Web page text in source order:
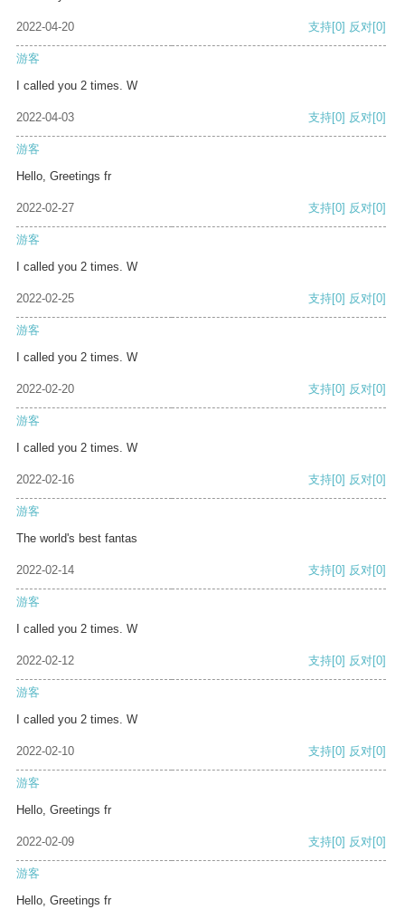
2022-04-20 支持[0] 反对[0]
游客
I called you 2 times. W
2022-04-03 支持[0] 反对[0]
游客
Hello, Greetings fr
2022-02-27 支持[0] 反对[0]
游客
I called you 2 times. W
2022-02-25 支持[0] 反对[0]
游客
I called you 2 times. W
2022-02-20 支持[0] 反对[0]
游客
I called you 2 times. W
2022-02-16 支持[0] 反对[0]
游客
The world's best fantas
2022-02-14 支持[0] 反对[0]
游客
I called you 2 times. W
2022-02-12 支持[0] 反对[0]
游客
I called you 2 times. W
2022-02-10 支持[0] 反对[0]
游客
Hello, Greetings fr
2022-02-09 支持[0] 反对[0]
游客
Hello, Greetings fr